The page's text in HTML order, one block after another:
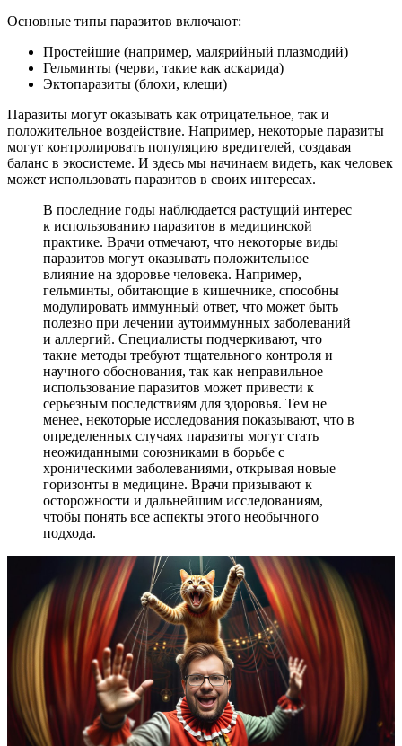
Основные типы паразитов включают:
Простейшие (например, малярийный плазмодий)
Гельминты (черви, такие как аскарида)
Эктопаразиты (блохи, клещи)
Паразиты могут оказывать как отрицательное, так и
положительное воздействие. Например, некоторые паразиты
могут контролировать популяцию вредителей, создавая
баланс в экосистеме. И здесь мы начинаем видеть, как человек
может использовать паразитов в своих интересах.
В последние годы наблюдается растущий интерес
к использованию паразитов в медицинской
практике. Врачи отмечают, что некоторые виды
паразитов могут оказывать положительное
влияние на здоровье человека. Например,
гельминты, обитающие в кишечнике, способны
модулировать иммунный ответ, что может быть
полезно при лечении аутоиммунных заболеваний
и аллергий. Специалисты подчеркивают, что
такие методы требуют тщательного контроля и
научного обоснования, так как неправильное
использование паразитов может привести к
серьезным последствиям для здоровья. Тем не
менее, некоторые исследования показывают, что в
определенных случаях паразиты могут стать
неожиданными союзниками в борьбе с
хроническими заболеваниями, открывая новые
горизонты в медицине. Врачи призывают к
осторожности и дальнейшим исследованиям,
чтобы понять все аспекты этого необычного
подхода.